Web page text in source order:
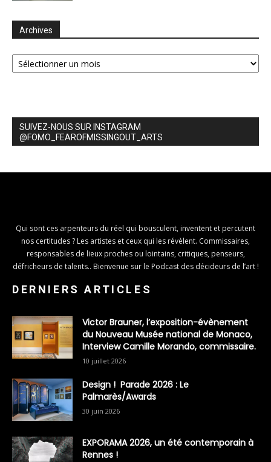
Archives
Archives
SUIVEZ-NOUS SUR INSTAGRAM
@FOMO_FEAROFMISSINGOUT_ARTS
Qui sont ces arpenteurs du réel qui bousculent, inventent et percutent
nos certitudes ? Les artistes et ceux qui les révèlent. Commissaires,
responsables de lieux proches ou lointains, critiques, penseurs,
défricheurs de talents.. Bienvenue sur le Podcast des décideurs de l’art !
DERNIERS ARTICLES
Victor Brauner, l’exposition-évènement
du Nouveau Musée national de Monaco,
Interview Camille Morando, commissaire.
10 juillet 2026
Design ! Parade 2026 : Le
Palmarès/Awards
30 juin 2026
EXPORAMA 2026, un été contemporain à
Rennes !